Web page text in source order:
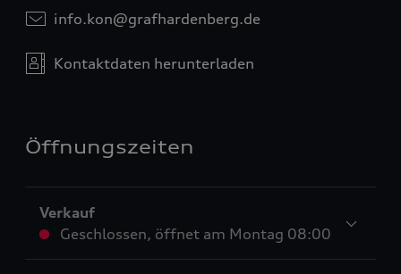
info.kon@grafhardenberg.de
Kontaktdaten herunterladen
Öffnungszeiten
Verkauf
Geschlossen, öffnet am Montag 08:00